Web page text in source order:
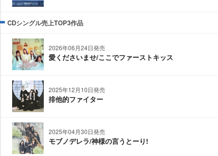
CDシングル売上TOP3作品
2026年06月24日発売
愛くださいませ/ここでファーストキッス
2025年12月10日発売
排他的ファイター
2025年04月30日発売
モブノデレラ/神様の言うとーり!